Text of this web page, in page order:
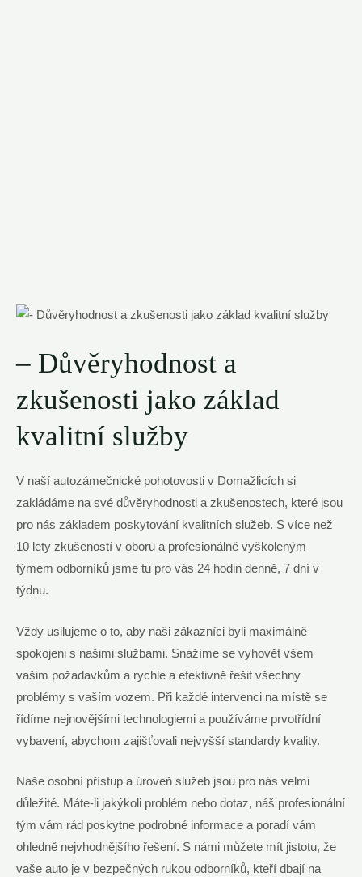
– Důvěryhodnost a
zkušenosti jako základ
kvalitní služby
V naší autozámečnické pohotovosti v Domažlicích si
zakládáme na své důvěryhodnosti a zkušenostech, které jsou
pro nás základem poskytování kvalitních služeb. S více než
10 lety zkušeností v oboru a profesionálně vyškoleným
týmem odborníků jsme tu pro vás 24 hodin denně, 7 dní v
týdnu.
Vždy usilujeme o to, aby naši zákazníci byli maximálně
spokojeni s našimi službami. Snažíme se vyhovět všem
vašim požadavkům a rychle a efektivně řešit všechny
problémy s vaším vozem. Při každé intervenci na místě se
řídíme nejnovějšími technologiemi a používáme prvotřídní
vybavení, abychom zajišťovali nejvyšší standardy kvality.
Naše osobní přístup a úroveň služeb jsou pro nás velmi
důležité. Máte-li jakýkoli problém nebo dotaz, náš profesionální
tým vám rád poskytne podrobné informace a poradí vám
ohledně nejvhodnějšího řešení. S námi můžete mít jistotu, že
vaše auto je v bezpečných rukou odborníků, kteří dbají na